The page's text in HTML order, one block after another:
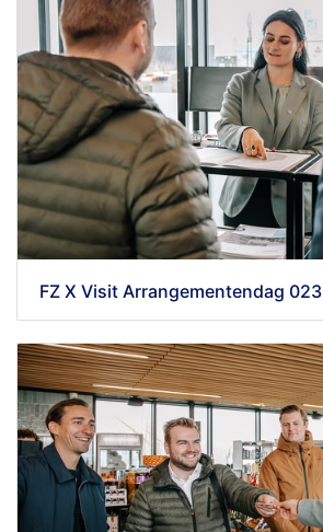
FZ X Visit Arrangementendag 023